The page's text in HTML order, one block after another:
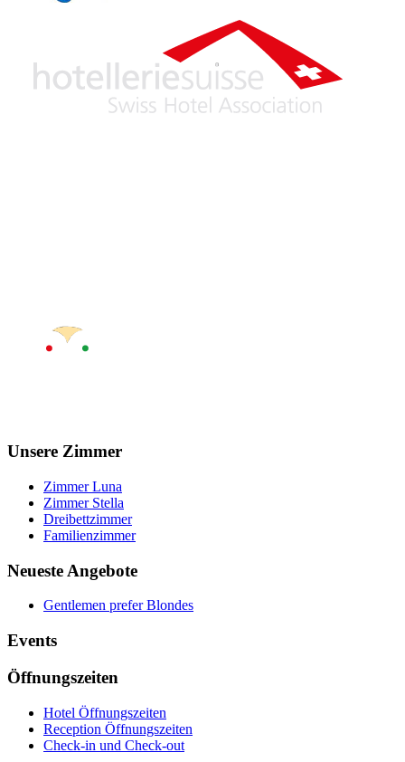
Unsere Zimmer
Zimmer Luna
Zimmer Stella
Dreibettzimmer
Familienzimmer
Neueste Angebote
Gentlemen prefer Blondes
Events
Öffnungszeiten
Hotel Öffnungszeiten
Reception Öffnungszeiten
Check-in und Check-out